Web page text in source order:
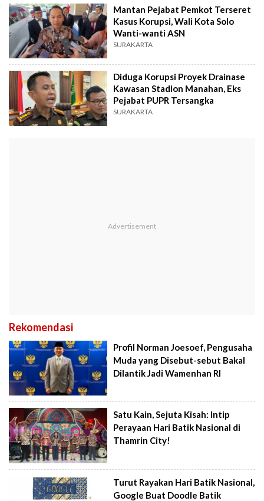
Mantan Pejabat Pemkot Terseret
Kasus Korupsi, Wali Kota Solo
Wanti-wanti ASN
SURAKARTA
Diduga Korupsi Proyek Drainase
Kawasan Stadion Manahan, Eks
Pejabat PUPR Tersangka
SURAKARTA
Rekomendasi
Profil Norman Joesoef, Pengusaha
Muda yang Disebut-sebut Bakal
Dilantik Jadi Wamenhan RI
Satu Kain, Sejuta Kisah: Intip
Perayaan Hari Batik Nasional di
Thamrin City!
Turut Rayakan Hari Batik Nasional,
Google Buat Doodle Batik